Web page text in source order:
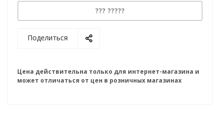
??? ?????
Поделиться
Цена действительна только для интернет-магазина и
может отличаться от цен в розничных магазинах